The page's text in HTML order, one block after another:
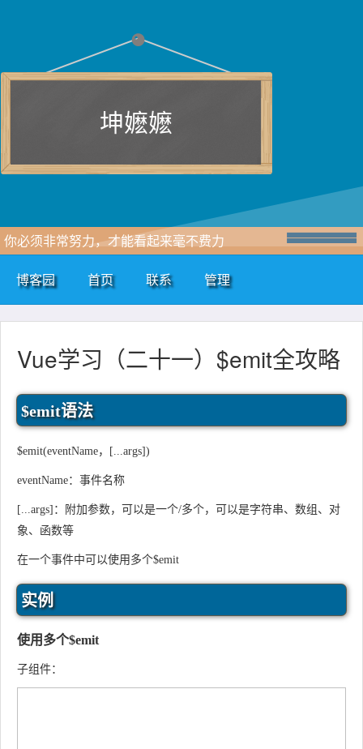
坤嬷嬷
你必须非常努力，才能看起来毫不费力
博客园 首页 联系 管理
Vue学习（二十一）$emit全攻略
$emit语法
$emit(eventName，[...args])
eventName：事件名称
[...args]：附加参数，可以是一个/多个，可以是字符串、数组、对
象、函数等
在一个事件中可以使用多个$emit
实例
使用多个$emit
子组件：